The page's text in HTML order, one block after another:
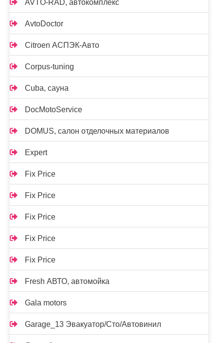
AVTO-RAD, автокомплекс
AvtoDoctor
Citroen АСПЭК-Авто
Corpus-tuning
Cuba, сауна
DocMotoService
DOMUS, салон отделочных материалов
Expert
Fix Price
Fix Price
Fix Price
Fix Price
Fix Price
Fresh АВТО, автомойка
Gala motors
Garage_13 Эвакуатор/Сто/Автовинил